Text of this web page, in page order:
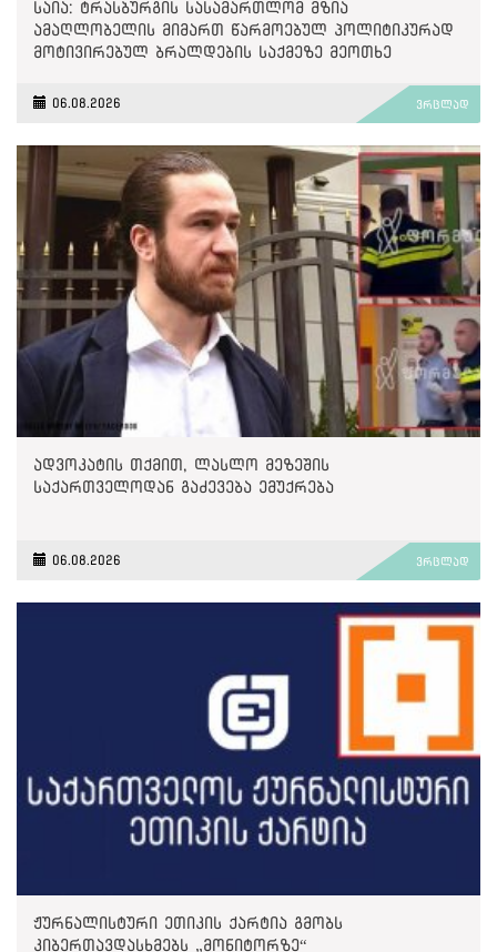
საია: ტრასბურგის სასამართლომ მზია
ამაღლობელის მიმართ წარმოებულ პოლიტიკურად
მოტივირებულ ბრალდების საქმეზე მეოთხე
06.08.2026 ვრცლად
ადვოკატის თქმით, ლასლო მეზეშის
საქართველოდან გაძევება ემუქრება
06.08.2026 ვრცლად
ჟურნალისტური ეთიკის ქარტია გმობს
კიბერთავდასხმებს „მონიტორზე“